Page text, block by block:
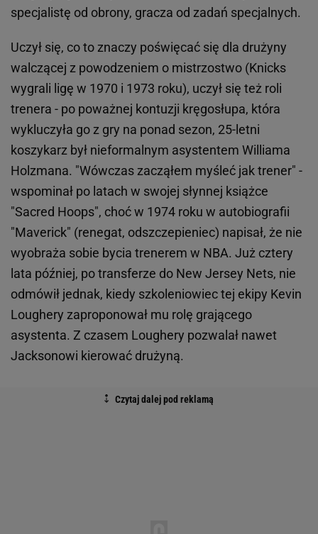
specjalistę od obrony, gracza od zadań specjalnych.
Uczył się, co to znaczy poświęcać się dla drużyny
walczącej z powodzeniem o mistrzostwo (Knicks
wygrali ligę w 1970 i 1973 roku), uczył się też roli
trenera - po poważnej kontuzji kręgosłupa, która
wykluczyła go z gry na ponad sezon, 25-letni
koszykarz był nieformalnym asystentem Williama
Holzmana. "Wówczas zacząłem myśleć jak trener" -
wspominał po latach w swojej słynnej książce
"Sacred Hoops", choć w 1974 roku w autobiografii
"Maverick" (renegat, odszczepieniec) napisał, że nie
wyobraża sobie bycia trenerem w NBA. Już cztery
lata później, po transferze do New Jersey Nets, nie
odmówił jednak, kiedy szkoleniowiec tej ekipy Kevin
Loughery zaproponował mu rolę grającego
asystenta. Z czasem Loughery pozwalał nawet
Jacksonowi kierować drużyną.